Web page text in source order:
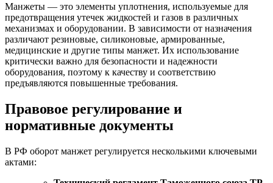
Манжеты — это элементы уплотнения, используемые для
предотвращения утечек жидкостей и газов в различных
механизмах и оборудовании. В зависимости от назначения
различают резиновые, силиконовые, армированные,
медицинские и другие типы манжет. Их использование
критически важно для безопасности и надежности
оборудования, поэтому к качеству и соответствию
предъявляются повышенные требования.
Правовое регулирование и
нормативные документы
В РФ оборот манжет регулируется несколькими ключевыми
актами: